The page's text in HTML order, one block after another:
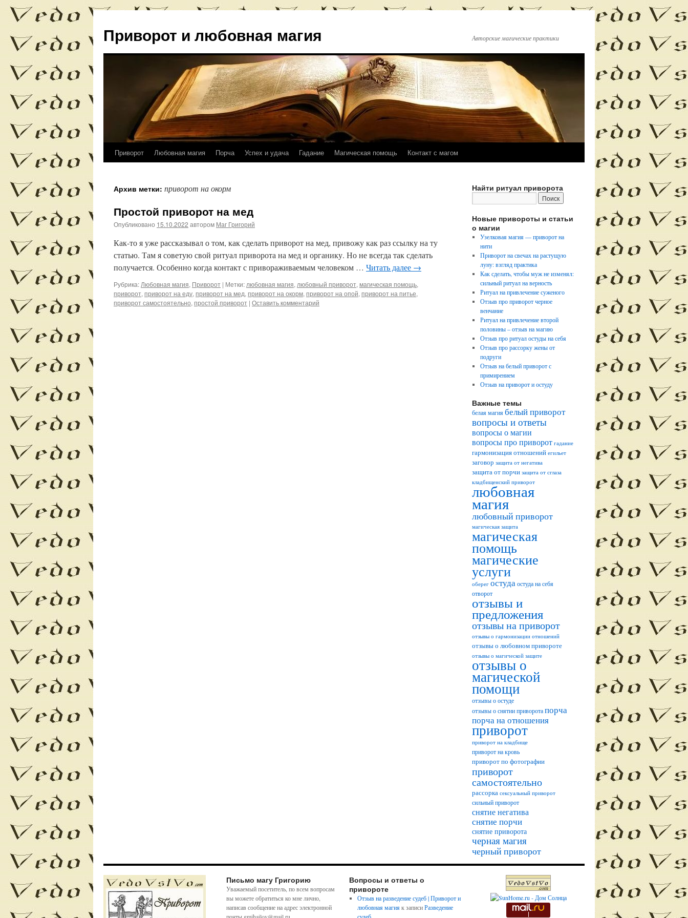
Приворот и любовная магия Авторские магические практики
Перейти
содержимому
Приворот Любовная магия Порча Успех и удача Гадание Магическая помощь Контакт с магом
Архив метки: приворот на окорм
Простой приворот на мед
Опубликовано 15.10.2022 автором Маг Григорий
Как-то я уже рассказывал о том, как сделать приворот на мед, привожу как раз ссылку на ту
статью. Там я советую свой ритуал приворота на мед и органику. Но не всегда так сделать
получается. Особенно когда контакт с привораживаемым человеком … Читать далее →
Рубрика: Любовная магия, Приворот | Метки: любовная магия, любовный приворот, магическая помощь,
приворот, приворот на еду, приворот на мед, приворот на окорм, приворот на опой, приворот на питье,
приворот самостоятельно, простой приворот | Оставить комментарий
Найти ритуал приворота
Новые привороты и статьи
о магии
Узелковая магия — приворот на
нити
Приворот на свечах на растущую
луну: взгляд практика
Как сделать, чтобы муж не изменял:
сильный ритуал на верность
Ритуал на привлечение суженого
Отзыв про приворот черное
венчание
Ритуал на привлечение второй
половины – отзыв на магию
Отзыв про ритуал остуды на себя
Отзыв про рассорку жены от
подруги
Отзыв на белый приворот с
примирением
Отзыв на приворот и остуду
Важные темы
белая магия белый приворот
вопросы и ответы
вопросы о магии
вопросы про приворот гадание
гармонизация отношений егильет
заговор защита от негатива
защита от порчи защита от сглаза
кладбищенский приворот
любовная
магия
любовный приворот
магическая защита
магическая
помощь
магические
услуги
оберег остуда остуда на себя
отворот
отзывы и
предложения
отзывы на приворот
отзывы о гармонизации отношений
отзывы о любовном привороте
отзывы о магической защите
отзывы о
магической
помощи
отзывы о остуде
отзывы о снятии приворота порча
порча на отношения
приворот
приворот на кладбище
приворот на кровь
приворот по фотографии
приворот
самостоятельно
рассорка сексуальный приворот
сильный приворот
снятие негатива
снятие порчи
снятие приворота
черная магия
черный приворот
Письмо магу Григорию
Уважаемый посетитель, по всем вопросам
вы можете обратиться ко мне лично,
написав сообщение на адрес электронной
Вопросы и ответы о
привороте
Отзыв на разведение судеб | Приворот и
любовная магияк записиРазведение